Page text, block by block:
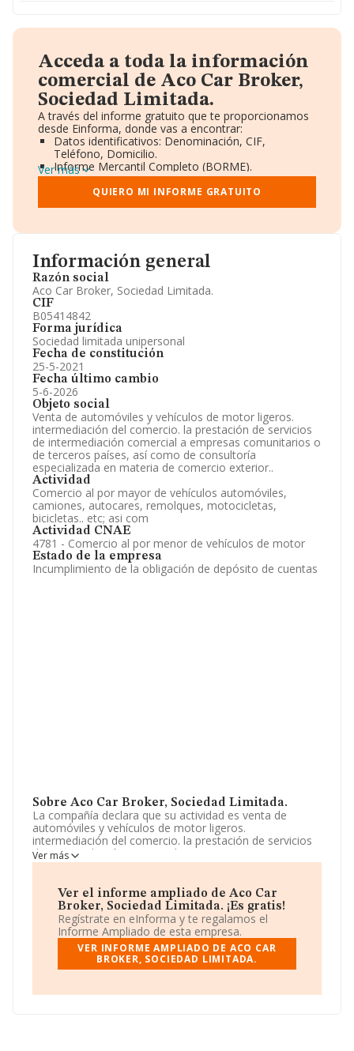
Información general
Razón social
Aco Car Broker, Sociedad Limitada.
CIF
B05414842
Forma jurídica
Sociedad limitada unipersonal
Fecha de constitución
25-5-2021
Fecha último cambio
5-6-2026
Objeto social
Venta de automóviles y vehículos de motor ligeros.
intermediación del comercio. la prestación de servicios
de intermediación comercial a empresas comunitarios o
de terceros países, así como de consultoría
especializada en materia de comercio exterior..
Actividad
Comercio al por mayor de vehículos automóviles,
camiones, autocares, remolques, motocicletas,
bicicletas.. etc; asi com
Actividad CNAE
4781 - Comercio al por menor de vehículos de motor
Estado de la empresa
Incumplimiento de la obligación de depósito de cuentas
Sobre Aco Car Broker, Sociedad Limitada.
La compañía declara que su actividad es venta de
automóviles y vehículos de motor ligeros.
intermediación del comercio. la prestación de servicios
de intermediación comercial a empresas comunitarios o
de terceros países, así como de consultoría
sociedad está registrada como Sociedad Limitada. La
actividad de referencia CNAE corresponde a 'Comercio
al por menor de productos alimenticios, bebidas y
tabaco en puestos de venta y en mercadillos', cuyo
Código es 4781. La empresa no tiene actividad en
mercados exteriores.
Limitada, CIF B05414842, está situada en Calle Alonso
Ver más
Ver el informe ampliado de Aco Car
Broker, Sociedad Limitada. ¡Es gratis!
Regístrate en eInforma y te regalamos el
Informe Ampliado de esta empresa.
VER INFORME AMPLIADO DE ACO CAR
BROKER, SOCIEDAD LIMITADA.
Acceda a toda la información
comercial de Aco Car Broker,
Sociedad Limitada.
A través del informe gratuito que te proporcionamos
desde Einforma, donde vas a encontrar:
Datos identificativos: Denominación, CIF,
Teléfono, Domicilio.
Informe Mercantil Completo (BORME).
Gráficos de Evolución Ventas y Empleados.
Consejo de Administración y Administradores.
Directivos y Ejecutivos.
Información oficial y registral complementaria.
Ver más
QUIERO MI INFORME GRATUITO